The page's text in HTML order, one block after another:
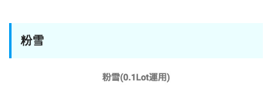
粉雪